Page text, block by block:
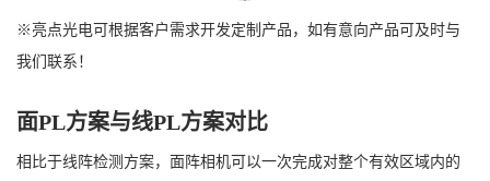
※亮点光电可根据客户需求开发定制产品，如有意向产品可及时与
我们联系！
面PL方案与线PL方案对比
相比于线阵检测方案，面阵相机可以一次完成对整个有效区域内的